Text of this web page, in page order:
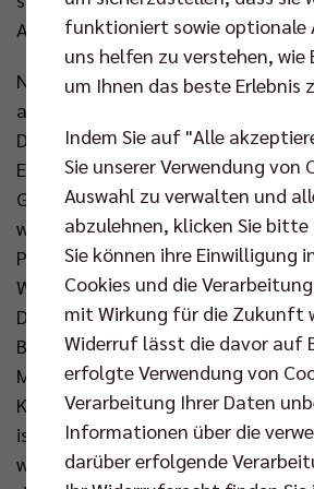
Agenda, dass es so gut laufen
Nun gibt es Lob von allen Seiten
andere Volleyball-Projekt aus dem
Deutschlands. „Wir sehen, dass in
Euphorie entstanden ist“, freut
Geschäftsführerin Julia Retzlaff,
was ab bei den Spielen, sie haben
Publikum. Es ist eine
Weise, wie sie ihre Heimspiele
Dschungel und ihrer Affenbande.
Begeisterung schwappt vom
Mannschaft über.“ Auch BR
Kaweh Niroomand sieht viel Gutes:
ist sehr positiv. Es gibt eine sehr
was wir auch nicht überall haben.
funktioniert sowie optionale
uns helfen zu verstehen, wie
um Ihnen das beste Erlebnis
Indem Sie auf "Alle
Sie unserer Verwendung von
Auswahl zu verwalten und
abzulehnen, klicken Sie bitte
Sie können ihre Einwilligung
Cookies und die
mit Wirkung für die Zukunft
Widerruf lässt die davor auf
erfolgte Verwendung von
Verarbeitung Ihrer Daten
Informationen über die
darüber erfolgende